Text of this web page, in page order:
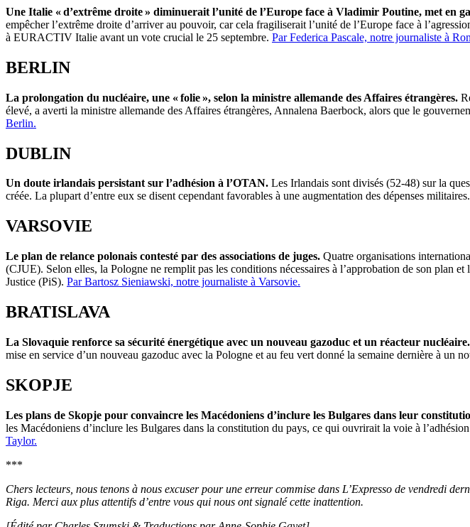
Une Italie « d’extrême droite » diminuerait l’unité de l’Europe face à Vladimir Poutine, met en
empêcher l’extrême droite d’arriver au pouvoir, car cela fragiliserait l’unité de l’Europe face à
à EURACTIV Italie avant un vote crucial le 25 septembre. Par Federica Pascale, notre journaliste à
BERLIN
La prolongation du nucléaire, une « folie », selon la ministre allemande des Affaires étrangères.
élevé, a averti la ministre allemande des Affaires étrangères, Annalena Baerbock, alors que le
Berlin.
DUBLIN
Un doute irlandais persistant sur l’adhésion à l’OTAN. Les Irlandais sont divisés (52-48) sur la
créée. La plupart d’entre eux se disent cependant favorables à une augmentation des dépenses
VARSOVIE
Le plan de relance polonais contesté par des associations de juges. Quatre organisations
(CJUE). Selon elles, la Pologne ne remplit pas les conditions nécessaires à l’approbation de son plan
Justice (PiS). Par Bartosz Sieniawski, notre journaliste à Varsovie.
BRATISLAVA
La Slovaquie renforce sa sécurité énergétique avec un nouveau gazoduc et un réacteur nucléaire.
mise en service d’un nouveau gazoduc avec la Pologne et au feu vert donné la semaine dernière à un
SKOPJE
Les plans de Skopje pour convaincre les Macédoniens d’inclure les Bulgares dans leur
les Macédoniens d’inclure les Bulgares dans la constitution du pays, ce qui ouvrirait la voie à
Taylor.
***
Chers lecteurs, nous tenons à nous excuser pour une erreur commise dans L’Expresso de vendredi
Riga. Merci aux plus attentifs d’entre vous qui nous ont signalé cette inattention.